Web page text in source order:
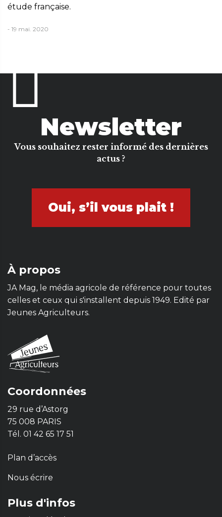
étude française.
- 19 mai. 2020
Newsletter
Vous souhaitez rester informé des dernières
actus ?
Oui, s’il vous plait !
À propos
JA Mag, le média agricole de référence pour toutes
celles et ceux qui s'installent depuis 1949. Edité par
Jeunes Agriculteurs.
Coordonnées
29 rue d’Astorg
75 008 PARIS
Tél. 01 42 65 17 51
Plan d’accès
Nous écrire
Plus d'infos